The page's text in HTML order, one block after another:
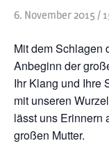
Fasten
6. November 2015 /
Mit dem Schlagen
Anbeginn der
Ihr Klang und Ihre
mit unseren
lässt uns Erinnern
großen Mutter.